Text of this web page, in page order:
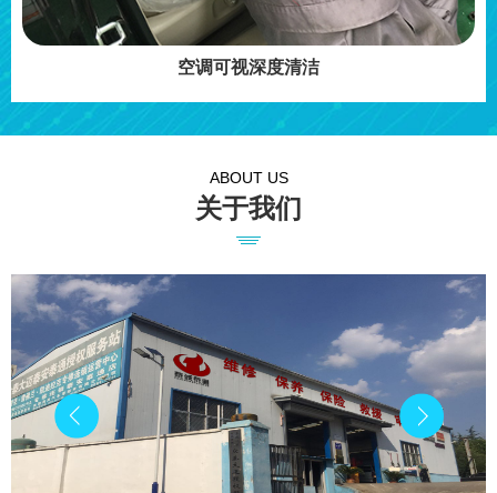
空调可视深度清洁
ABOUT US
关于我们